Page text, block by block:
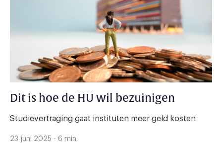
Dit is hoe de HU wil bezuinigen
Studievertraging gaat instituten meer geld kosten
23 juni 2025 - 6 min.